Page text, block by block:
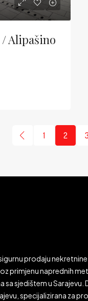
/ Alipašino
1 2
prodaju
primjenu naprednih
sjedištem u
specijalizirana za